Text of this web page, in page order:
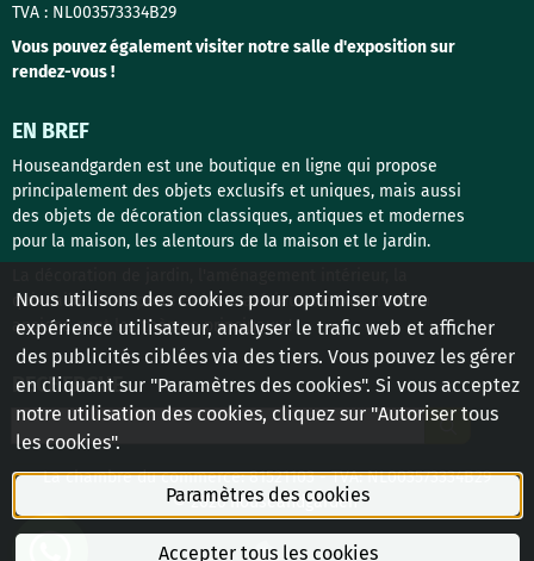
TVA : NL003573334B29
Vous pouvez également visiter notre salle d'exposition sur
rendez-vous !
EN BREF
Houseandgarden est une boutique en ligne qui propose
principalement des objets exclusifs et uniques, mais aussi
des objets de décoration classiques, antiques et modernes
pour la maison, les alentours de la maison et le jardin.
quincaillerie de porte et les matériaux de construction
anciens sont les thèmes principaux !
RECHERCHE
Rechercher
La chambre du commerce: 81521103 - TVA: NL003573334B29
© 2026 houseandgarden
Nous utilisons des cookies pour optimiser votre
expérience utilisateur, analyser le trafic web et afficher
des publicités ciblées via des tiers. Vous pouvez les gérer
en cliquant sur "Paramètres des cookies". Si vous acceptez
notre utilisation des cookies, cliquez sur "Autoriser tous
les cookies".
Paramètres des cookies
Accepter tous les cookies